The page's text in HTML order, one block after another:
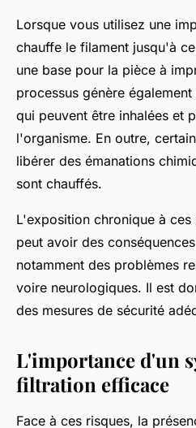
Lorsque vous utilisez une
chauffe le filament jusqu'à
une base pour la pièce à
processus génère
qui peuvent être inhalées et
l'organisme. En outre,
libérer des émanations
sont chauffés.
L'exposition chronique à
peut avoir des
notamment des problèmes
voire neurologiques. Il est
des mesures de sécurité
L'importance d'un
filtration efficace
Face à ces risques, la